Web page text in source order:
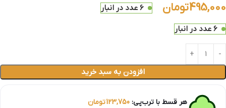
495,000تومان 6 عدد در انبار
6 عدد در انبار
افزودن به سبد خرید
هر قسط با ترب‌پی: 123,750تومان